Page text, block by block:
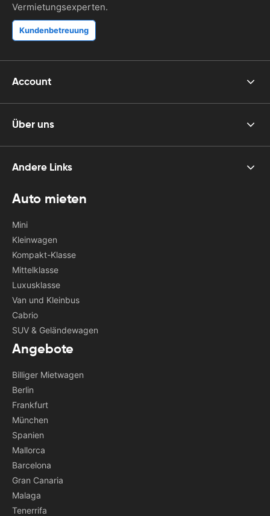
Vermietungsexperten.
Kundenbetreuung
Account
Über uns
Andere Links
Auto mieten
Mini
Kleinwagen
Kompakt-Klasse
Mittelklasse
Luxusklasse
Van und Kleinbus
Cabrio
SUV & Geländewagen
Angebote
Billiger Mietwagen
Berlin
Frankfurt
München
Spanien
Mallorca
Barcelona
Gran Canaria
Malaga
Tenerrifa